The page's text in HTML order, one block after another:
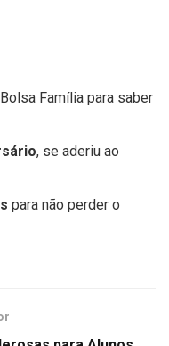
Família para saber
, se aderiu ao
para não perder o